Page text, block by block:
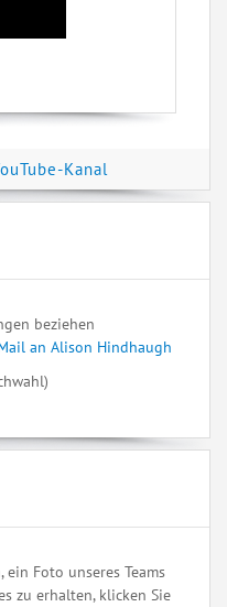
Kanal
beziehen
an Alison Hindhaugh
Foto unseres Teams
zu erhalten, klicken Sie